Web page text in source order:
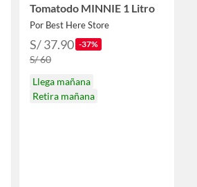
Tomatodo MINNIE 1 Litro
Por Best Here Store
S/ 37.90 -37%
S/ 60
Llega mañana
Retira mañana